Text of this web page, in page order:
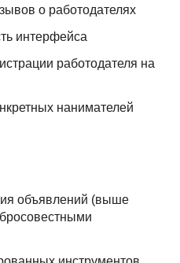
о работодателях
интерфейса
работодателя на
нанимателей
объявлений (выше